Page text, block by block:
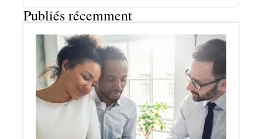
Publiés récemment